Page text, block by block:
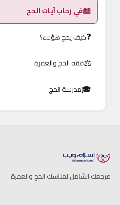
📖في رحاب آيات الحج
❓كيف يحج هؤلاء؟
⚖️فقه الحج والعمرة
🎓مدرسة الحج
مرجعك الشامل لمناسك الحج والعمرة